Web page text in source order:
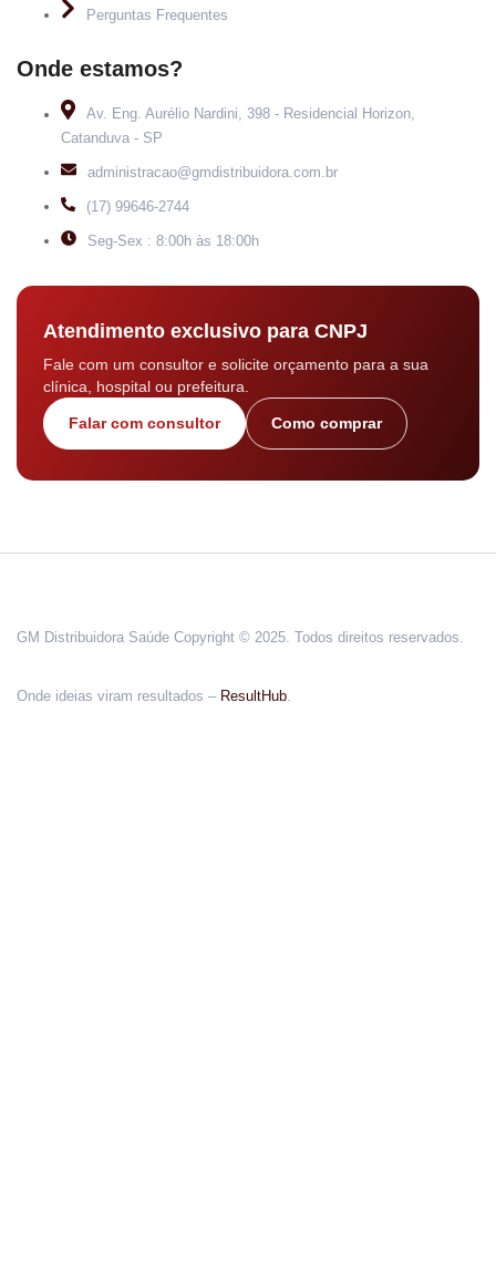
Perguntas Frequentes
Onde estamos?
Av. Eng. Aurélio Nardini, 398 - Residencial Horizon,
Catanduva - SP
administracao@gmdistribuidora.com.br
(17) 99646-2744
Seg-Sex : 8:00h às 18:00h
Atendimento exclusivo para CNPJ
Fale com um consultor e solicite orçamento para a sua
clínica, hospital ou prefeitura.
Falar com consultor Como comprar
GM Distribuidora Saúde Copyright © 2025. Todos direitos reservados.
Onde ideias viram resultados – ResultHub